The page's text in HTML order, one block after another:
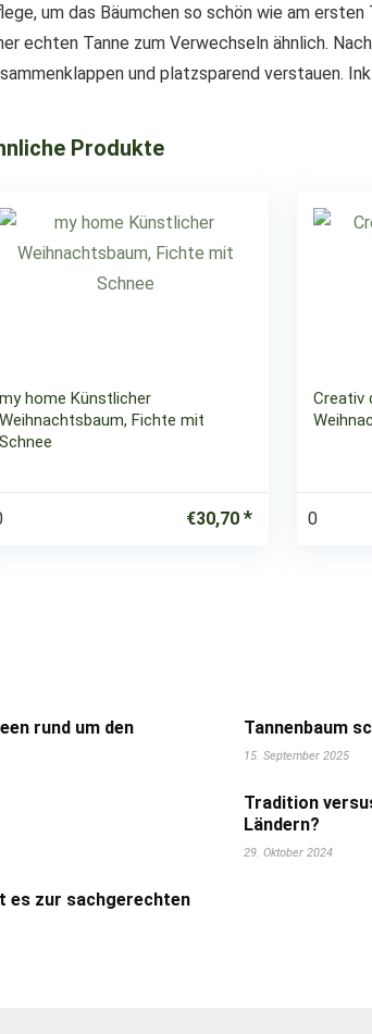
um das Bäumchen so schön wie am
echten Tanne zum Verwechseln ähnlich.
und platzsparend verstauen.
Produkte
my home Künstlicher
Weihnachtsbaum, Fichte mit
Schnee
€30,70
Creativ
0
rund um den
Tannenbaum
15. September 2025
Tradition
Ländern?
29. Oktober 2024
es zur sachgerechten